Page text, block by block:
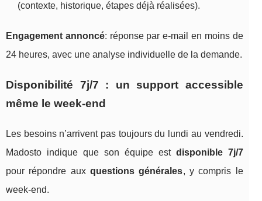
(contexte, historique, étapes déjà réalisées).
Engagement annoncé: réponse par e-mail en moins de
24 heures, avec une analyse individuelle de la demande.
Disponibilité 7j/7 : un support accessible
même le week-end
Les besoins n’arrivent pas toujours du lundi au vendredi.
Madosto indique que son équipe est disponible 7j/7
pour répondre auxquestions générales, y compris le
week-end.